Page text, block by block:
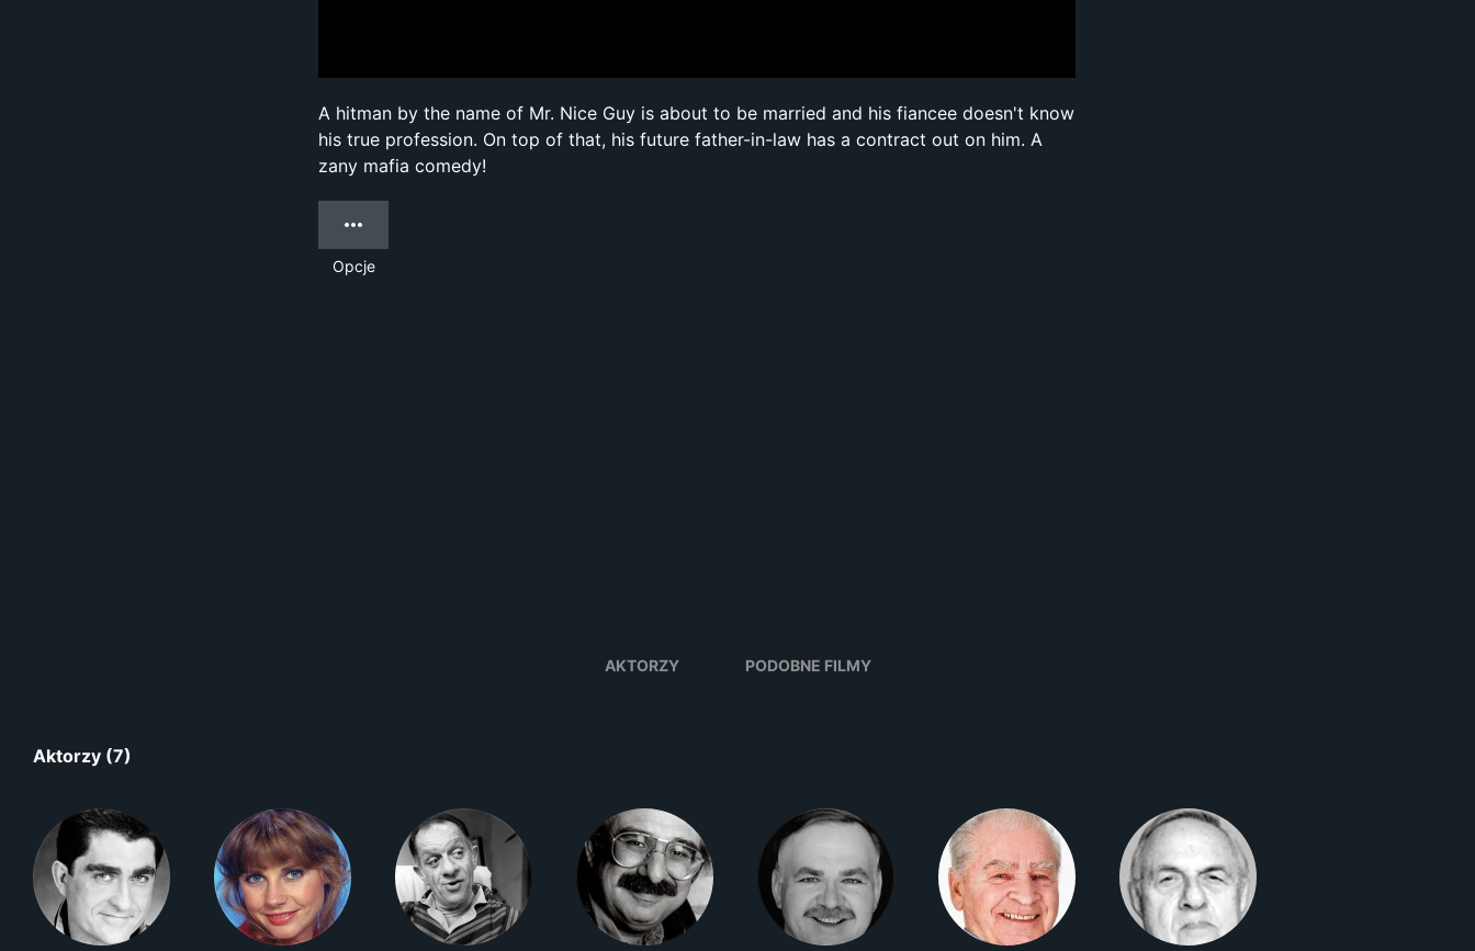
A hitman by the name of Mr. Nice Guy is about to be married and his fiancee doesn't know
his true profession. On top of that, his future father-in-law has a contract out on him. A
zany mafia comedy!
Opcje
AKTORZY PODOBNE FILMY
Aktorzy (7)